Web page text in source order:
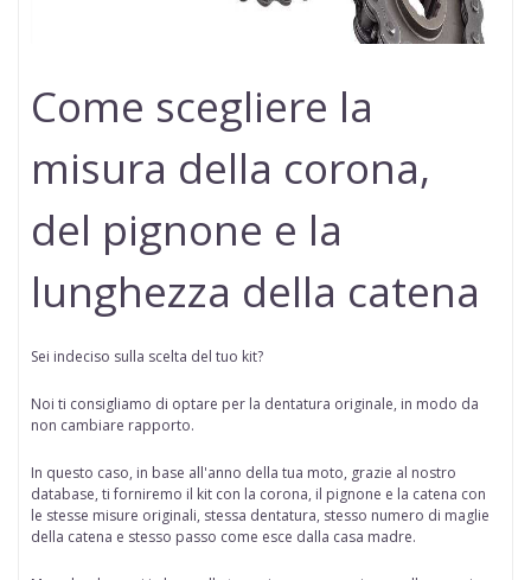
Come scegliere la
misura della corona,
del pignone e la
lunghezza della catena
Sei indeciso sulla scelta del tuo kit?
Noi ti consigliamo di optare per la dentatura originale, in modo da
non cambiare rapporto.
In questo caso, in base all'anno della tua moto, grazie al nostro
database, ti forniremo il kit con la corona, il pignone e la catena con
le stesse misure originali, stessa dentatura, stesso numero di maglie
della catena e stesso passo come esce dalla casa madre.